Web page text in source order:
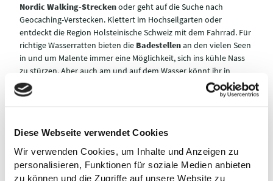
Diese Webseite verwendet Cookies
Wir verwenden Cookies, um Inhalte und Anzeigen zu
personalisieren, Funktionen für soziale Medien anbieten
zu können und die Zugriffe auf unsere Website zu
Nordic Walking-Streckenoder geht auf die Suche nach
Geocaching-Verstecken. Klettert im Hochseilgarten oder
entdeckt die Region Holsteinische Schweiz mit dem Fahrrad. Für
richtige Wasserratten bieten die Badestellenan den vielen Seen
in und um Malente immer eine Möglichkeit, sich ins kühle Nass
zu stürzen. Aber auch am und auf dem Wasser könnt ihr in
eurem Aktivurlaub zum Beispiel beim
, Paddeln oder
SUPpen in Bewegung bleiben.
RADFAHR
EN